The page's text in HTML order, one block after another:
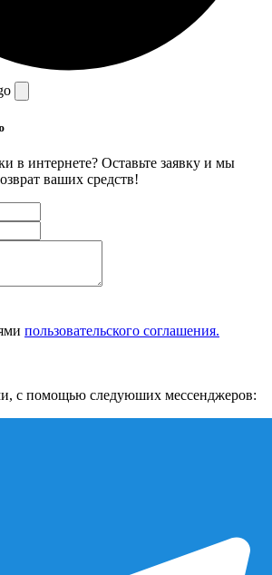
в интернете? Оставьте заявку и мы
ваших средств!
пользовательского соглашения.
с помощью следуюших мессенджеров: